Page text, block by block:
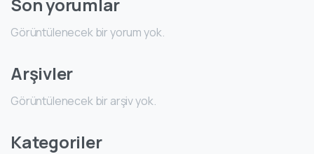
Görüntülenecek bir yorum yok.
Arşivler
Görüntülenecek bir arşiv yok.
Kategoriler